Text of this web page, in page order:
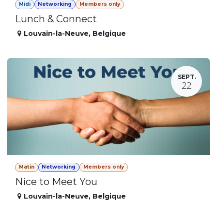
Midi Networking Members only
Lunch & Connect
Louvain-la-Neuve, Belgique
SEPT.
22
Matin Networking Members only
Nice to Meet You
Louvain-la-Neuve, Belgique